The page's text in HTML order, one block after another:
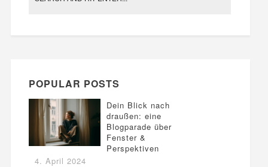
POPULAR POSTS
Dein Blick nach
draußen: eine
Blogparade über
Fenster &
Perspektiven
4. April 2024